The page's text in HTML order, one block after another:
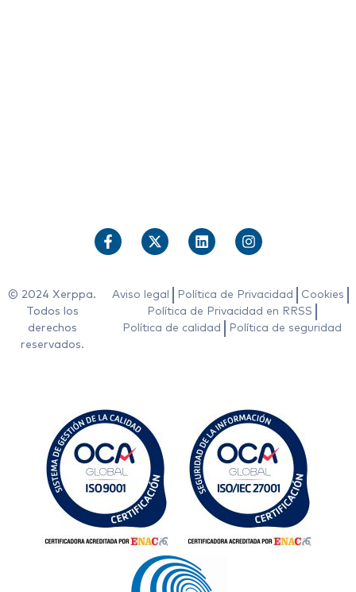
© 2024 Xerppa.
Todos los
derechos
reservados.
Aviso legal Política de Privacidad
Cookies
Política de Privacidad en RRSS
Política de calidad
Política de seguridad